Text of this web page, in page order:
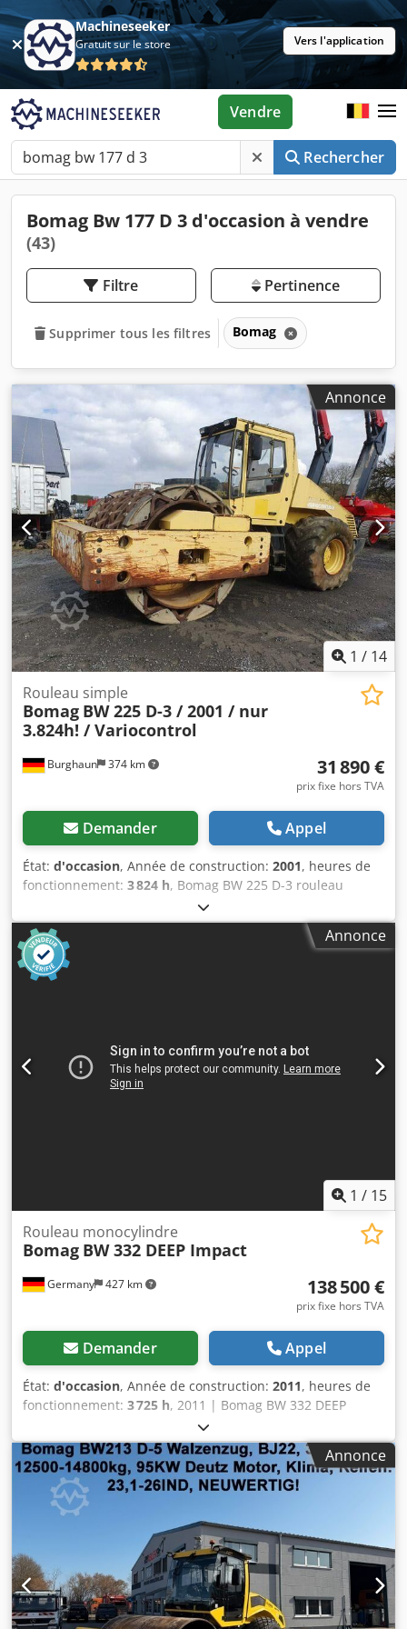
Machineseeker
Gratuit sur le store Vers l'application
Rechercher
Vendre
Bomag Bw 177 D 3 d'occasion à vendre
(43)
Filtre Pertinence
Supprimer tous les filtres Bomag
Annonce
1 / 14
Burghaun 374 km
Rouleau simple
Bomag BW 225 D-3 / 2001 / nur
3.824h! / Variocontrol
31 890 €
prix fixe hors TVA
Demander Appel
État: d'occasion, Année de construction: 2001, heures de
fonctionnement: 3 824 h, Bomag BW 225 D-3 rouleau
compacteur, année de fabrication : 2001, heures de
fonctionnement : seulement 3.824 h, moteur : Deutz [145
kW/197 ch], Variocontrol, poids : 24.700 kg, imprimante,
pneus : 40 %, machine allemande, état conforme à l’âge,
prête à l’emploi. Codpszpdhzsfx Aqlsha Sur demande,
d’informations sont disponibles sur notre site Internet.
Sous réserve d’erreurs et de vente intermédiaire ! Location
possible. = Plus d'informations = Pour plus de
Annonce
1 / 15
Germany 427 km
Rouleau monocylindre
Bomag BW 332 DEEP Impact
138 500 €
prix fixe hors TVA
Demander Appel
État: d'occasion, Année de construction: 2011, heures de
fonctionnement: 3 725 h, 2011 | Bomag BW 332 DEEP
Impact | Rouleau compacteur d’occasion | 3725 heures 📍
Emplacement : Allemagne 🚛 Livraison possible vers votre
destination – Utilisez notre calculateur d’expédition pour
estimer les frais de transport ! 💰 Achetez maintenant pour
138 500 EUR ou faites une offre. Paiement à la livraison
disponible pour des frais abordables (sous réserve
d’approbation)* 👷‍♂️ Inspecté par un expert indépendant 43
points d’inspection : 30 approuvés ✅ 13 imparfaits ℹ️ 0
défauts majeurs ⚠️ Chsdpfeyux Eyjx Aqlja 📌 Commentaire
de l’inspecteur : Entièrement opérationnel, léger retard
d’entretien 📄 Vous souhaitez consulter l’inspection
Annonce